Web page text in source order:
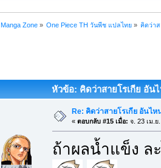
Manga Zone» One Piece TH วันพีช แปลไทย» คิดว่าส
หัวข้อ: คิดว่าสายโรเกีย อัน
Re: คิดว่าสายโรเกีย อันไห
« ตอบกลับ #15 เมื่อ: จ. 23 เม.ย
ถ้าผลน้ำแข็ง ล